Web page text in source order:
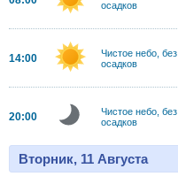
осадков
14:00
Чистое небо, без
осадков
20:00
Чистое небо, без
осадков
Вторник, 11 Августа